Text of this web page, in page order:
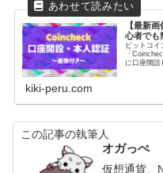
【最新
心者でも
ビットコイ
「
に口座開
kiki-peru.com
この記事の執筆人
オガっぺ
仮想通貨、